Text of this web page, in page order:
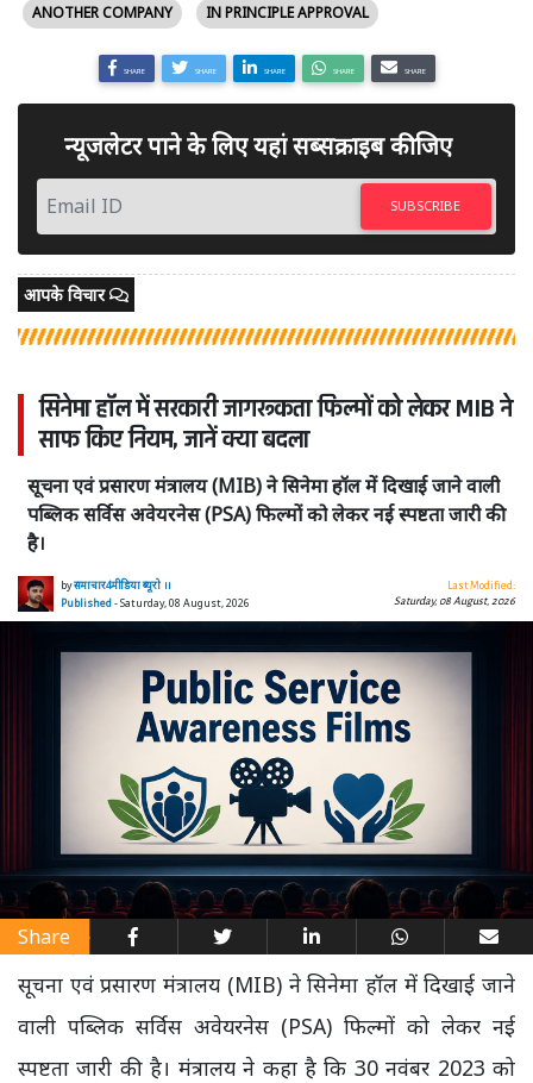
ANOTHER COMPANY
IN PRINCIPLE APPROVAL
SHARE SHARE SHARE SHARE SHARE
न्यूजलेटर पाने के लिए यहां सब्सक्राइब कीजिए
SUBSCRIBE
आपके विचार
सिनेमा हॉल में सरकारी जागरूकता फिल्मों को लेकर MIB ने
साफ किए नियम, जानें क्या बदला
सूचना एवं प्रसारण मंत्रालय (MIB) ने सिनेमा हॉल में दिखाई जाने वाली
पब्लिक सर्विस अवेयरनेस (PSA) फिल्मों को लेकर नई स्पष्टता जारी की
है।
byसमाचार4मीडिया ब्यूरो ।।
Published- Saturday, 08 August, 2026
Last Modified:
Saturday, 08 August, 2026
Share
सूचना एवं प्रसारण मंत्रालय (MIB) ने सिनेमा हॉल में दिखाई जाने
वाली पब्लिक सर्विस अवेयरनेस (PSA) फिल्मों को लेकर नई
स्पष्टता जारी की है। मंत्रालय ने कहा है कि 30 नवंबर 2023 को